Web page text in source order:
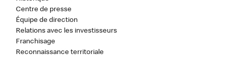
Centre de presse
Équipe de direction
Relations avec les investisseurs
Franchisage
Reconnaissance territoriale